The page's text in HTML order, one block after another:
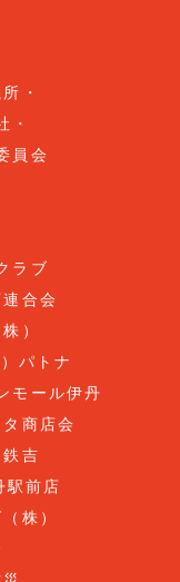
・
・
員会
ラブ
合会
）
パトナ
モール伊丹
商店会
吉
駅前店
株）